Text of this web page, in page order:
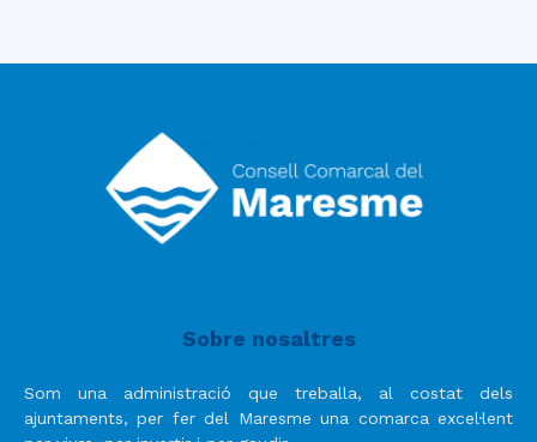
Sobre nosaltres
Som una administració que treballa, al costat dels
ajuntaments, per fer del Maresme una comarca excel·lent